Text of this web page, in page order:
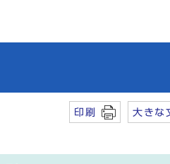
印刷 大きな